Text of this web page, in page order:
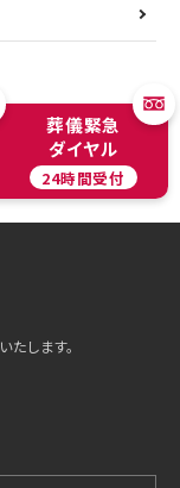
葬儀緊急
ダイヤル
24時間受付
します。